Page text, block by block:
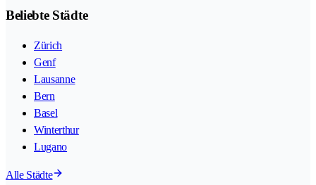
Beliebte Städte
Zürich
Genf
Lausanne
Bern
Basel
Winterthur
Lugano
Alle Städte